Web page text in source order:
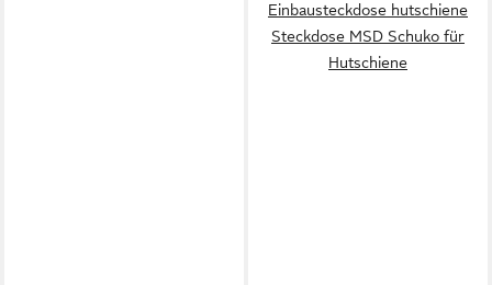
Einbausteckdose hutschiene
Steckdose MSD Schuko für
Hutschiene